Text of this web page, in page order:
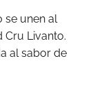
se unen al
Cru Livanto.
al sabor de